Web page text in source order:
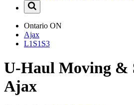
Ontario ON
Ajax
L1S1S3
U-Haul Moving &
Ajax